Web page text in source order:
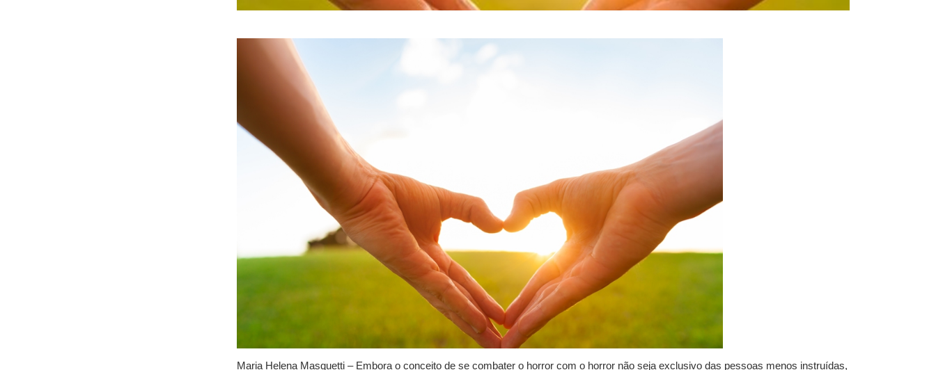
Maria Helena Masquetti – Embora o conceito de se combater o horror com o horror não seja exclusivo das pessoas menos instruídas,